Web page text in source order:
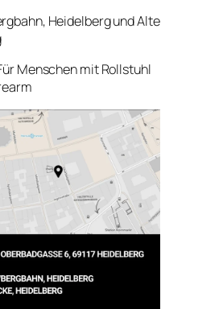
Heidelberg und Alte
Menschen mit Rollstuhl